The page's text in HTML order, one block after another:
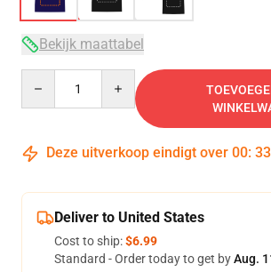
Bekijk maattabel
Deze uitverkoop eindigt over 00: 33
Deliver to United States
Cost to ship:$6.99
Standard - Order today to get byAug.